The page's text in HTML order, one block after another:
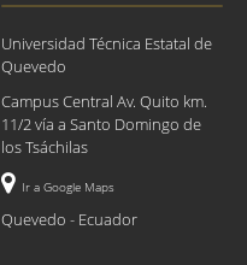
Universidad Técnica Estatal de
Quevedo
Campus Central Av. Quito km.
11/2 vía a Santo Domingo de
los Tsáchilas
Ir a Google Maps
Quevedo - Ecuador